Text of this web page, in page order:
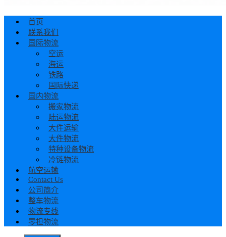
首页
联系我们
国际物流
空运
海运
铁路
国际快递
国内物流
搬家物流
陆运物流
大件运输
大件物流
特种设备物流
冷链物流
航空运输
Contact Us
公司简介
整车物流
物流专线
零担物流